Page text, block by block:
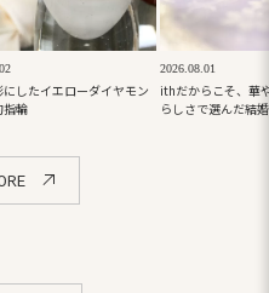
したイエローダイヤモン
指輪
2026.08.01
ithだからこそ、華
らしさで選んだ結